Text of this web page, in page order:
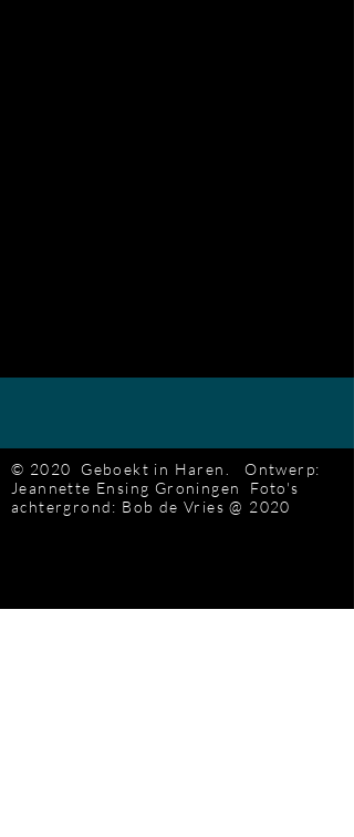
© 2020 Geboekt in Haren.Ontwerp:
Jeannette Ensing Groningen Foto's
achtergrond: Bob de Vries@ 2020